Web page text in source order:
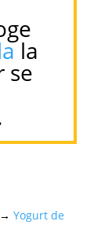
la
se
Yogurt de